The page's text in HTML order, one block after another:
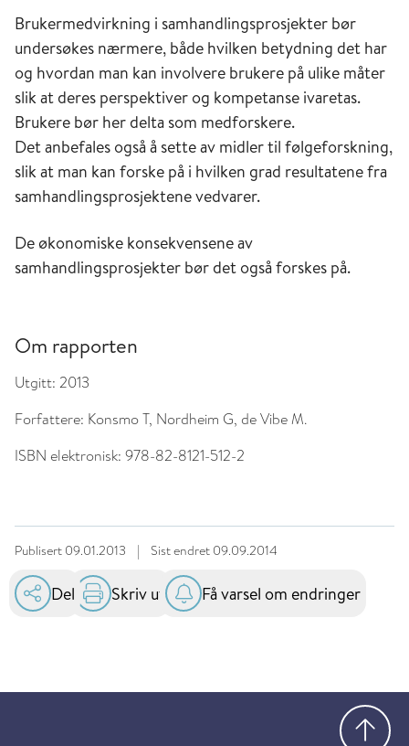
Brukermedvirkning i samhandlingsprosjekter bør
undersøkes nærmere, både hvilken betydning det har
og hvordan man kan involvere brukere på ulike måter
slik at deres perspektiver og kompetanse ivaretas.
Brukere bør her delta som medforskere.
Det anbefales også å sette av midler til følgeforskning,
slik at man kan forske på i hvilken grad resultatene fra
samhandlingsprosjektene vedvarer.
De økonomiske konsekvensene av
samhandlingsprosjekter bør det også forskes på.
Om rapporten
Utgitt: 2013
Forfattere: Konsmo T, Nordheim G, de Vibe M.
ISBN elektronisk: 978-82-8121-512-2
Publisert 09.01.2013 | Sist endret 09.09.2014
Del Skriv ut Få varsel om endringer